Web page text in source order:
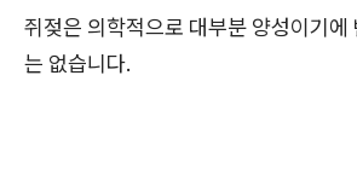
쥐젖은 의학적으로 대부분 양성이기에
는 없습니다.